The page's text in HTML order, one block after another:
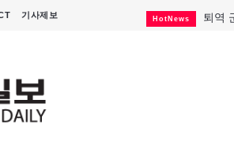
기사제보 HotNews 퇴역